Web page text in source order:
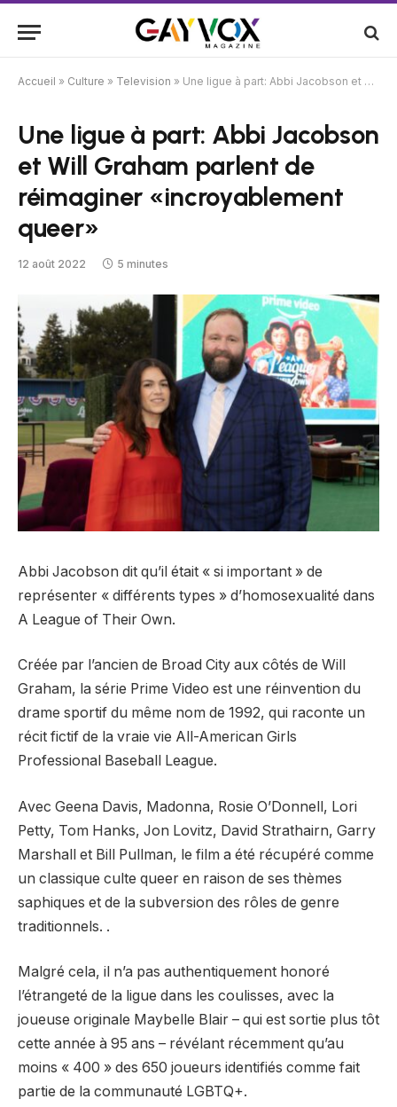
Accueil » Culture » Television » Une ligue à part: Abbi Jacobson et Will Graham parlent de réimaginer «incroyablement queer»
Une ligue à part: Abbi Jacobson
et Will Graham parlent de
réimaginer «incroyablement
queer»
12 août 2022 5 minutes
Abbi Jacobson dit qu’il était « si important » de
représenter « différents types » d’homosexualité dans
A League of Their Own.
Créée par l’ancien de Broad City aux côtés de Will
Graham, la série Prime Video est une réinvention du
drame sportif du même nom de 1992, qui raconte un
récit fictif de la vraie vie All-American Girls
Professional Baseball League.
Avec Geena Davis, Madonna, Rosie O’Donnell, Lori
Petty, Tom Hanks, Jon Lovitz, David Strathairn, Garry
Marshall et Bill Pullman, le film a été récupéré comme
un classique culte queer en raison de ses thèmes
saphiques et de la subversion des rôles de genre
traditionnels. .
Malgré cela, il n’a pas authentiquement honoré
l’étrangeté de la ligue dans les coulisses, avec la
joueuse originale Maybelle Blair – qui est sortie plus tôt
cette année à 95 ans – révélant récemment qu’au
moins « 400 » des 650 joueurs identifiés comme fait
partie de la communauté LGBTQ+.